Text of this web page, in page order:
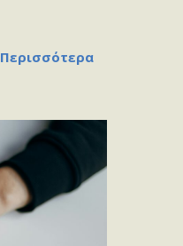
Περισσότερα